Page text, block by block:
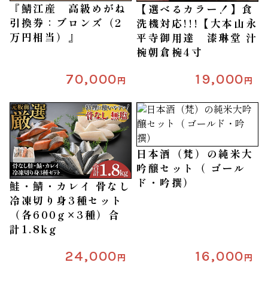
『鯖江産 高級めがね
引換券：ブロンズ（2
万円相当）』
70,000円
【選べるカラー！】食
洗機対応!!!【大本山永
平寺御用達 漆琳堂 汁
椀朝倉椀4寸
19,000円
鮭・鯖・カレイ 骨なし
冷凍切り身3種セット
（各600g×3種）合
計1.8kg
24,000円
日本酒（梵）の純米大
吟醸セット（ ゴール
ド・吟撰）
16,000円